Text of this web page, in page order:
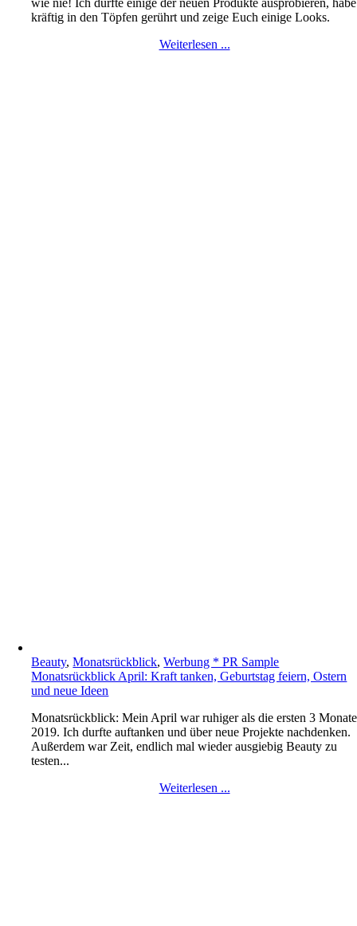
wie nie! Ich durfte einige der neuen Produkte ausprobieren, habe
kräftig in den Töpfen gerührt und zeige Euch einige Looks.
Weiterlesen ...
Beauty,Monatsrückblick,Werbung * PR Sample
Monatsrückblick April: Kraft tanken, Geburtstag feiern, Ostern
und neue Ideen
Monatsrückblick: Mein April war ruhiger als die ersten 3 Monate
2019. Ich durfte auftanken und über neue Projekte nachdenken.
Außerdem war Zeit, endlich mal wieder ausgiebig Beauty zu
testen...
Weiterlesen ...